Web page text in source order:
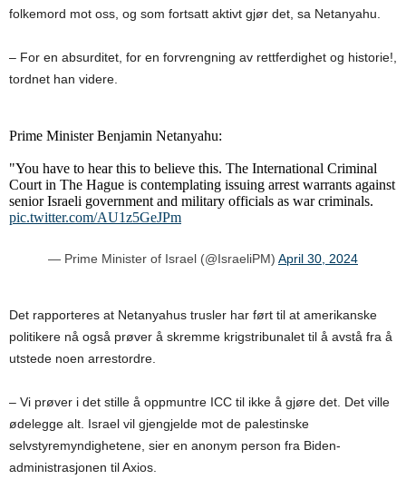
folkemord mot oss, og som fortsatt aktivt gjør det, sa Netanyahu.
– For en absurditet, for en forvrengning av rettferdighet og historie!,
tordnet han videre.
Prime Minister Benjamin Netanyahu:
"You have to hear this to believe this. The International Criminal
Court in The Hague is contemplating issuing arrest warrants against
senior Israeli government and military officials as war criminals.
pic.twitter.com/AU1z5GeJPm
— Prime Minister of Israel (@IsraeliPM) April 30, 2024
Det rapporteres at Netanyahus trusler har ført til at amerikanske
politikere nå også prøver å skremme krigstribunalet til å avstå fra å
utstede noen arrestordre.
– Vi prøver i det stille å oppmuntre ICC til ikke å gjøre det. Det ville
ødelegge alt. Israel vil gjengjelde mot de palestinske
selvstyremyndighetene, sier en anonym person fra Biden-
administrasjonen til Axios.